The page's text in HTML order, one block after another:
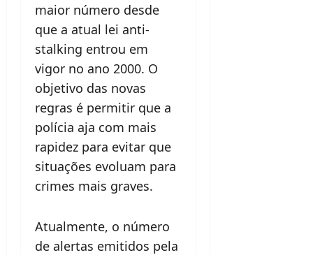
maior número desde
que a atual lei anti-
stalking entrou em
vigor no ano 2000. O
objetivo das novas
regras é permitir que a
polícia aja com mais
rapidez para evitar que
situações evoluam para
crimes mais graves.
Atualmente, o número
de alertas emitidos pela